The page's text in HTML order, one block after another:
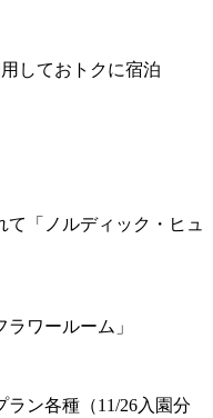
しておトクに宿泊
「ノルディック・ヒュ
ワールーム」
ン各種（11/26入園分